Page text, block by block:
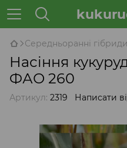
Середньоранні
Насіння
ФАО 260
Артикул: 2319 Написати